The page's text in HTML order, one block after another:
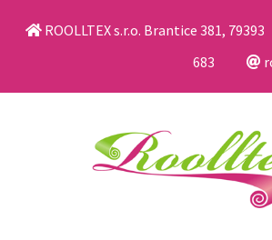
ROOLLTEX s.r.o. Brantice 381, 79393
683